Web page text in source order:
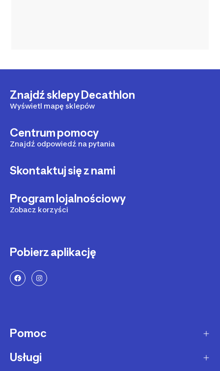
Znajdź sklepy Decathlon
Wyświetl mapę sklepów
Centrum pomocy
Znajdź odpowiedź na pytania
Skontaktuj się z nami
Program lojalnościowy
Zobacz korzyści
Pobierz aplikację
Pomoc
Sposoby dostawy
Usługi